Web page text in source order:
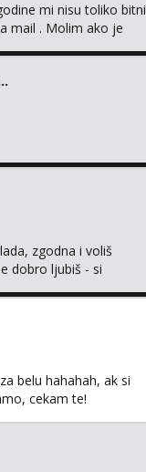
mi nisu toliko bitni
mail . Molim ako je
zgodna i voliš
dobro ljubiš - si
belu hahahah, ak si
cekam te!